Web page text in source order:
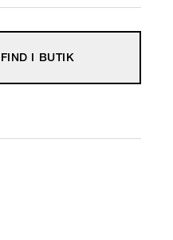
FIND I BUTIK